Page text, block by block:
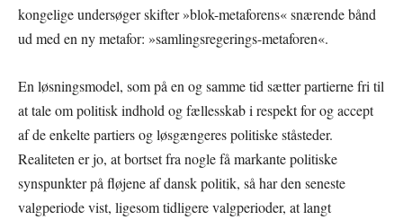
kongelige undersøger skifter »blok-metaforens« snærende bånd
ud med en ny metafor: »samlingsregerings-metaforen«.
En løsningsmodel, som på en og samme tid sætter partierne fri til
at tale om politisk indhold og fællesskab i respekt for og accept
af de enkelte partiers og løsgængeres politiske ståsteder.
Realiteten er jo, at bortset fra nogle få markante politiske
synspunkter på fløjene af dansk politik, så har den seneste
valgperiode vist, ligesom tidligere valgperioder, at langt